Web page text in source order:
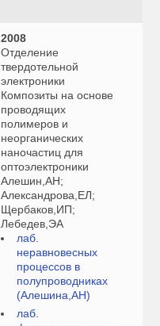
2008
Отделение
твердотельной
электроники
Композиты на основе
проводящих
полимеров и
неорганических
наночастиц для
оптоэлектроники
Алешин,АН;
Александрова,ЕЛ;
Щербаков,ИП;
Лебедев,ЭА
лаб.
неравновесных
процессов в
полупроводниках
(Алешина,АН)
лаб.